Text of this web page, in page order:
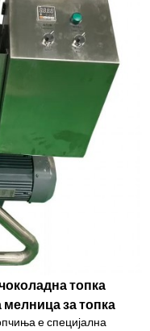
топка
за топка
е специјална